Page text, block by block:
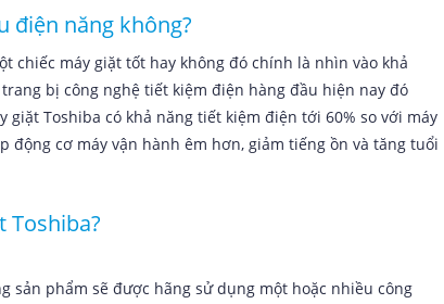
điện năng không?
chiếc máy giặt tốt hay không đó chính là nhìn vào khả
bị công nghệ tiết kiệm điện hàng đầu hiện nay đó
Toshiba có khả năng tiết kiệm điện tới 60% so với máy
động cơ máy vận hành êm hơn, giảm tiếng ồn và tăng tuổi
Toshiba?
sản phẩm sẽ được hãng sử dụng một hoặc nhiều công